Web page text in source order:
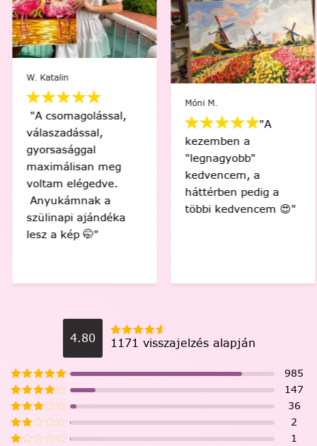
W. Katalin
"A csomagolással,
válaszadással,
gyorsasággal
maximálisan meg
voltam elégedve.
Anyukámnak a
szülinapi ajándéka
lesz a kép 🤭"
Móni M.
"A
kezemben a
"legnagyobb"
kedvencem, a
háttérben pedig a
többi kedvencem 😍"
4.80 1171 visszajelzés alapján
985
147
36
2
1